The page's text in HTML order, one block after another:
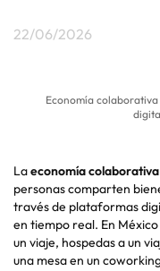
22/06/2026
Economía
Laeconomía colaborativa
personas comparten
través de plataformas
en tiempo real. En
un viaje, hospedas a un
una mesa en un